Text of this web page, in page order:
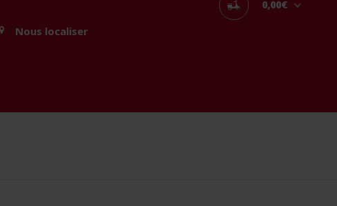
Nous localiser
0,00€